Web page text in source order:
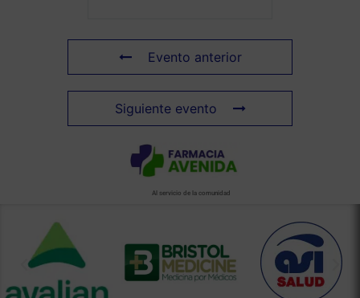
Evento anterior
Siguiente evento
Al servicio de la comunidad